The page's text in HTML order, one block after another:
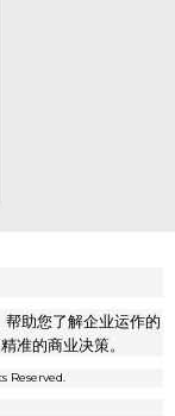
助您了解企业运作的
准的商业决策。
Reserved.